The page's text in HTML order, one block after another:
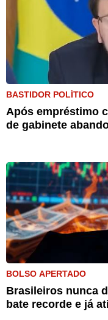
BASTIDOR POLÍTICO
Após empréstimo
de gabinete
BOLSO APERTADO
Brasileiros nunca
bate recorde e já